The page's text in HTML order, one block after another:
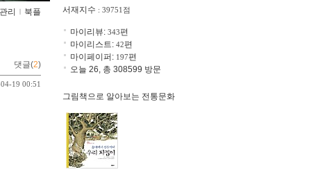
리 ｌ 북플
댓글(2)
19 00:51
서재지수 : 39751점
마이리뷰: 343편
마이리스트: 42편
마이페이퍼: 197편
오늘 26, 총 308599 방문
그림책으로 알아보는 전통문화